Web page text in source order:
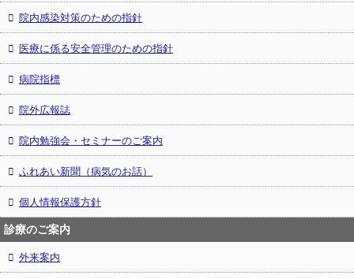
院内感染対策のための指針
医療に係る安全管理のための指針
病院指標
院外広報誌
院内勉強会・セミナーのご案内
ふれあい新聞（病気のお話）
個人情報保護方針
診療のご案内
外来案内